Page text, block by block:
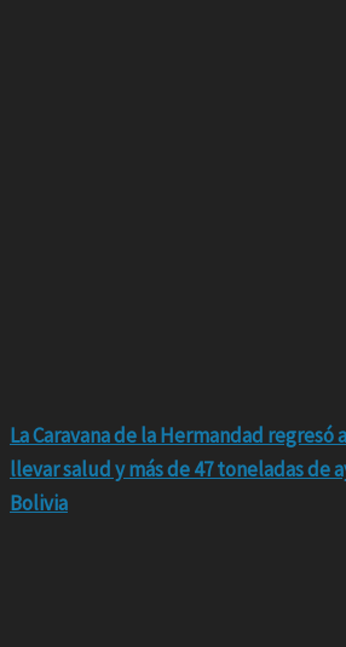
La Caravana de la Hermandad regresó
llevar salud y más de 47 toneladas de
Bolivia